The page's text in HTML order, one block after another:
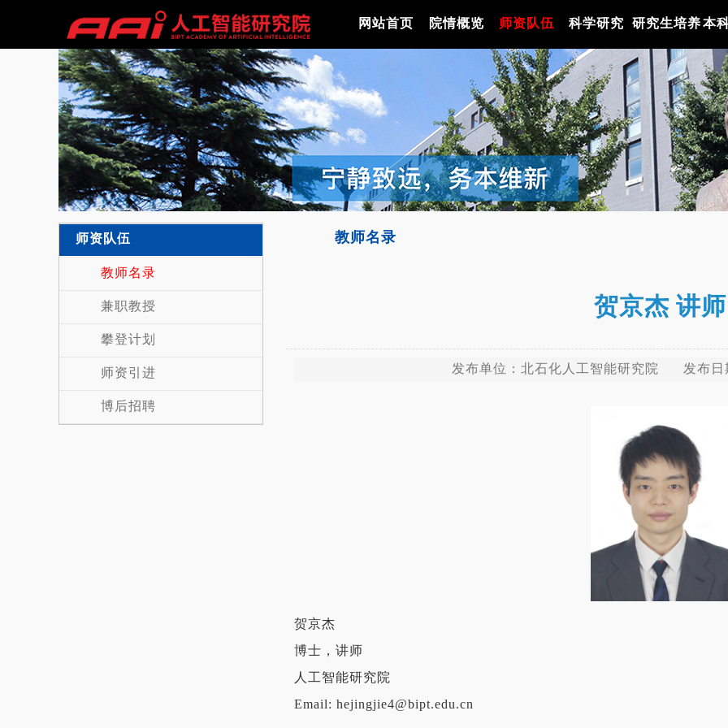
网站首页 院情概览 师资队伍 科学研究 研究生培养本
师资队伍
教师名录
兼职教授
攀登计划
师资引进
博后招聘
教师名录
贺京杰 讲师
发布单位：北石化人工智能研究院 发布日
贺京杰
博士，讲师
人工智能研究院
Email: hejingjie4@bipt.edu.cn